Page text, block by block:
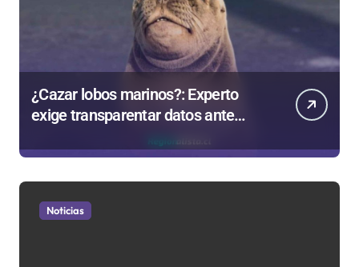
¿Cazar lobos marinos?: Experto
exige transparentar datos ante
Gobierno
Noticias